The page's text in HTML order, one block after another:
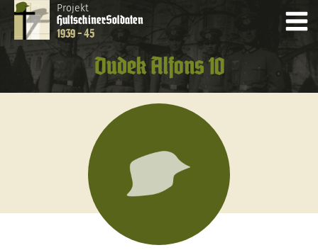
Projekt
HultschinerSoldaten
1939 - 45
Dudek Alfons 10